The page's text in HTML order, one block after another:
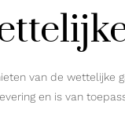
van de wettelijke
en is van